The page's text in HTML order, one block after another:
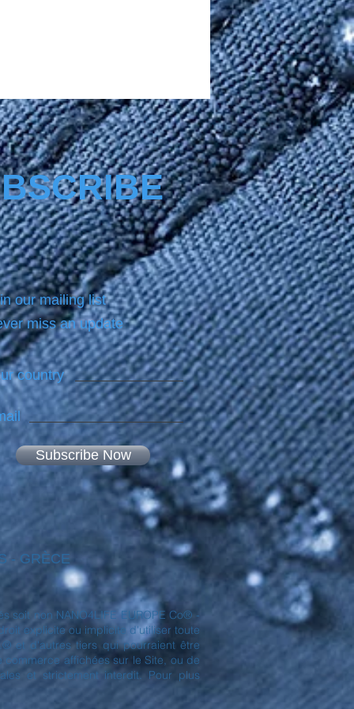
our mailing list
miss an update
country
Subscribe Now
- GRÈCE
soit non NANO4LIFE EUROPE Co® -
explicite ou implicite d'utiliser toute
et d'autres tiers qui pourraient être
affichées sur le Site, ou de
et strictement interdit. Pour plus